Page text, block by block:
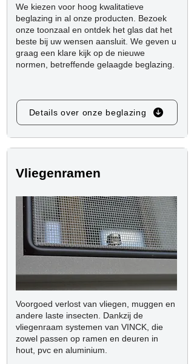
We kiezen voor hoog kwalitatieve
beglazing in al onze producten. Bezoek
onze toonzaal en ontdek het glas dat het
beste bij uw wensen aansluit. We geven u
graag een klare kijk op de nieuwe
normen, betreffende gelaagde beglazing.
Details over onze beglazing
Vliegenramen
Voorgoed verlost van vliegen, muggen en
andere laste insecten. Dankzij de
vliegenraam systemen van VINCK, die
zowel passen op ramen en deuren in
hout, pvc en aluminium.